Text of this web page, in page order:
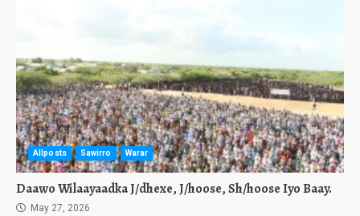
Allposts Sawirro Warar
Daawo Wilaayaadka J/dhexe, J/hoose, Sh/hoose Iyo Baay.
May 27, 2026